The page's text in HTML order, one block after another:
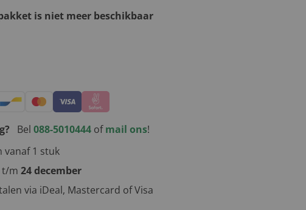
is niet meer beschikbaar
Bel 088-5010444 ofmail ons!
vanaf 1 stuk
t/m 24 december
via iDeal, Mastercard of Visa